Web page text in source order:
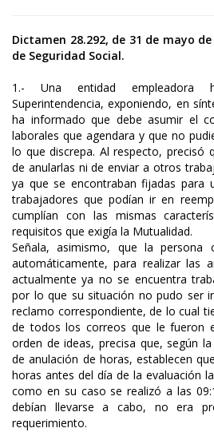
Dictamen 28.292, de 31 de mayo
de Seguridad Social.
1.- Una entidad
Superintendencia, exponiendo, en
ha informado que debe asumir el
laborales que agendara y que no
lo que discrepa. Al respecto, precisó
de anularlas ni de enviar a otros
ya que se encontraban fijadas para
trabajadores que podían ir en
cumplían con las mismas
requisitos que exigía la Mutualidad.
Señala, asimismo, que la
automáticamente, para realizar las
actualmente ya no se encuentra
por lo que su situación no pudo ser
reclamo correspondiente, de lo cual
de todos los correos que le fueron
orden de ideas, precisa que, según
de anulación de horas, establecen
horas antes del día de la evaluación
como en su caso se realizó a las
debían llevarse a cabo, no era
requerimiento.